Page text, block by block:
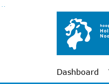
Ga naar de inhoud van
Ga naar het zoeken
Ga naar het menu
Dashboard